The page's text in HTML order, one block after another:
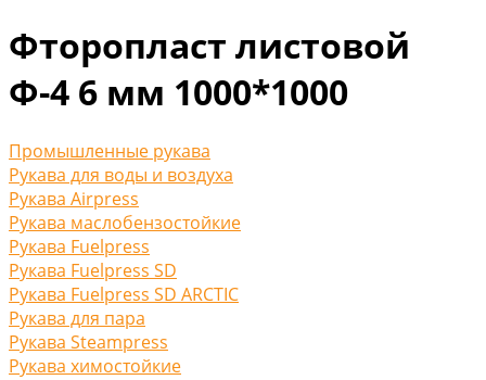
Фторопласт листовой
Ф-4 6 мм 1000*1000
Промышленные рукава
Рукава для воды и воздуха
Рукава Airpress
Рукава маслобензостойкие
Рукава Fuelpress
Рукава Fuelpress SD
Рукава Fuelpress SD ARCTIC
Рукава для пара
Рукава Steampress
Рукава химостойкие